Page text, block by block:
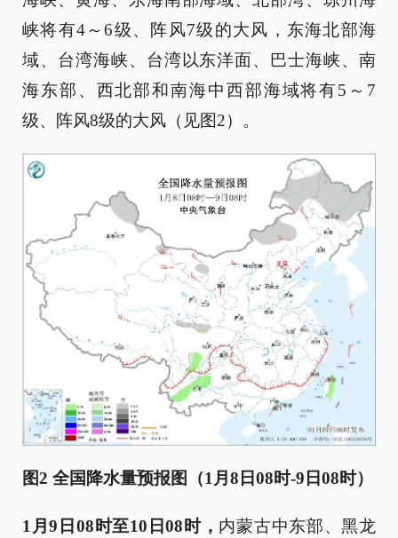
峡将有4～6级、阵风7级的大风，东海北部海
域、台湾海峡、台湾以东洋面、巴士海峡、南
海东部、西北部和南海中西部海域将有5～7
级、阵风8级的大风（见图2）。
图2 全国降水量预报图（1月8日08时-9日08时）
1月9日08时至10日08时， 内蒙古中东部、黑龙